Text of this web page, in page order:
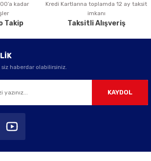
Gönder
kadar
Takip
Kredi Kartlarına toplamda 12 ay taksit
imkanı
Taksitli Alışveriş
siz haberdar olabilirsiniz.
KAYDOL